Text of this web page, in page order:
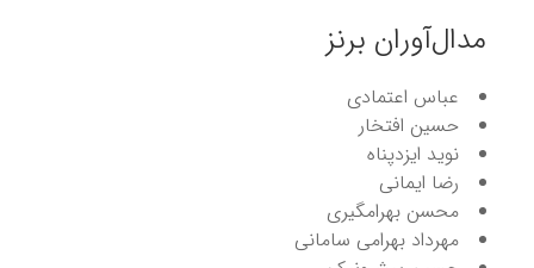
مدال‌آوران برنز
عباس اعتمادی
حسین افتخار
نوید ایزدپناه
رضا ایمانی
محسن بهرامگیری
مهرداد بهرامی سامانی